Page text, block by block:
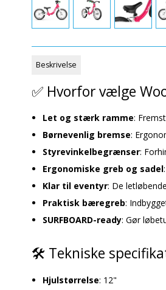
Beskrivelse
✅ Hvorfor vælge
Let og stærk ramme:
Børnevenlig bremse:
Styrevinkelbegrænser:
Ergonomiske greb og sadel
Klar til eventyr: De
Praktisk bæregreb:
SURFBOARD-ready: Gør
🛠 Tekniske
Hjulstørrelse: 12"